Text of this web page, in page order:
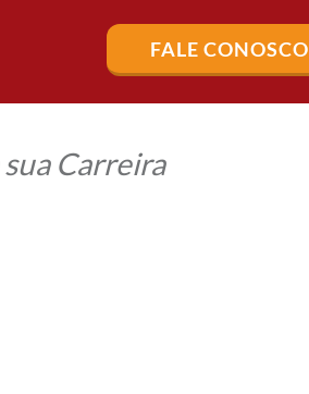
FALE CONOSCO
Carreira